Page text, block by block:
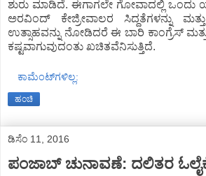
ಶುರು ಮಾಡಿದೆ. ಈಗಾಗಲೇ ಗೋವಾದಲ್ಲಿ ಒಂದು
ಅರವಿಂದ್ ಕೇಜ್ರೀವಾಲರ ಸಿದ್ದತೆಗಳನ್ನು
ಉತ್ಸಾಹವನ್ನು ನೋಡಿದರೆ ಈ ಬಾರಿ ಕಾಂಗ್ರೆಸ್
ಕಷ್ಟವಾಗುವುದಂತು ಖಚಿತವೆನಿಸುತ್ತಿದೆ.
ಕಾಮೆಂಟ್‌ಗಳಿಲ್ಲ:
ಹಂಚಿ
ಡಿಸೆಂ 11, 2016
ಪಂಜಾಬ್ ಚುನಾವಣೆ: ದಲಿತರ ಓಲೈಕೆ